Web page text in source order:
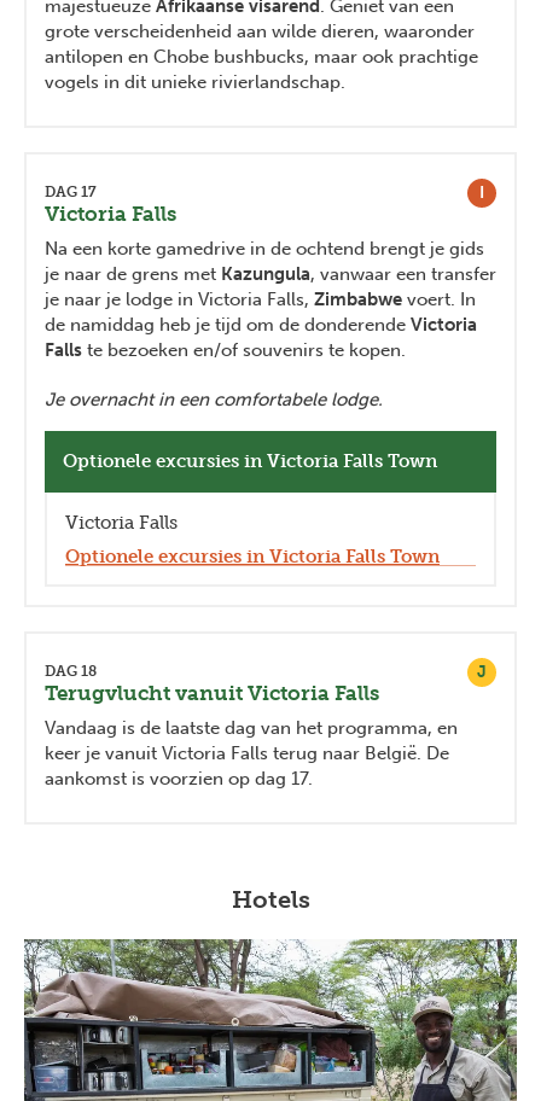
majestueuze Afrikaanse visarend. Geniet van een
grote verscheidenheid aan wilde dieren, waaronder
antilopen en Chobe bushbucks, maar ook prachtige
vogels in dit unieke rivierlandschap.
I
DAG 17
Victoria Falls
Na een korte gamedrive in de ochtend brengt je gids
je naar de grens met Kazungula, vanwaar een transfer
je naar je lodge in Victoria Falls, Zimbabwe voert. In
de namiddag heb je tijd om de donderende Victoria
Falls te bezoeken en/of souvenirs te kopen.
Je overnacht in een comfortabele lodge.
Optionele excursies in Victoria Falls Town
Victoria Falls
Optionele excursies in Victoria Falls Town
J
DAG 18
Terugvlucht vanuit Victoria Falls
Vandaag is de laatste dag van het programma, en
keer je vanuit Victoria Falls terug naar België. De
aankomst is voorzien op dag 17.
Hotels
Previous Next